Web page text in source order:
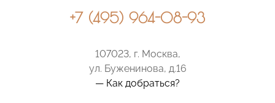
+7 (495) 964-08-93
107023, г. Москва,
ул. Буженинова, д.16
— Как добраться?